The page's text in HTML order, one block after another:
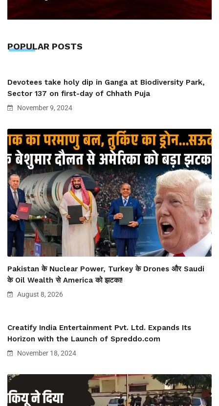
POPULAR POSTS
Devotees take holy dip in Ganga at Biodiversity Park,
Sector 137 on first-day of Chhath Puja
November 9, 2024
Pakistan के Nuclear Power, Turkey के Drones और Saudi
के Oil Wealth से America को झटका!
August 8, 2026
Creatify India Entertainment Pvt. Ltd. Expands Its
Horizon with the Launch of Spreddo.com
November 18, 2024